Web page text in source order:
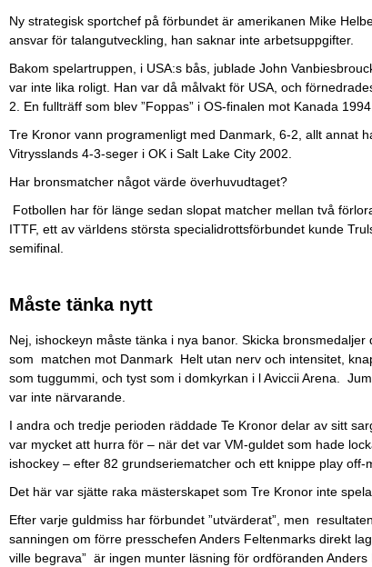
Ny strategisk sportchef på förbundet är amerikanen Mike
ansvar för talangutveckling, han saknar inte arbetsuppgifter.
Bakom spelartruppen, i USA:s bås, jublade John
var inte lika roligt. Han var då målvakt för USA, och
2. En fullträff som blev ”Foppas” i OS-finalen mot Kanada
Tre Kronor vann programenligt med Danmark, 6-2, allt annat
Vitrysslands 4-3-seger i OK i Salt Lake City 2002.
Har bronsmatcher något värde överhuvudtaget?
Fotbollen har för länge sedan slopat matcher mellan två
ITTF, ett av världens största specialidrottsförbundet kunde
semifinal.
Måste tänka nytt
Nej, ishockeyn måste tänka i nya banor. Skicka
som matchen mot Danmark Helt utan nerv och intensitet,
som tuggummi, och tyst som i domkyrkan i l Aviccii Arena.
var inte närvarande.
I andra och tredje perioden räddade Te Kronor delar av sitt
var mycket att hurra för – när det var VM-guldet som hade
ishockey – efter 82 grundseriematcher och ett knippe play off-
Det här var sjätte raka mästerskapet som Tre Kronor inte
Efter varje guldmiss har förbundet ”utvärderat”, men
sanningen om förre presschefen Anders Feltenmarks direkt
ville begrava” är ingen munter läsning för ordföranden Anders